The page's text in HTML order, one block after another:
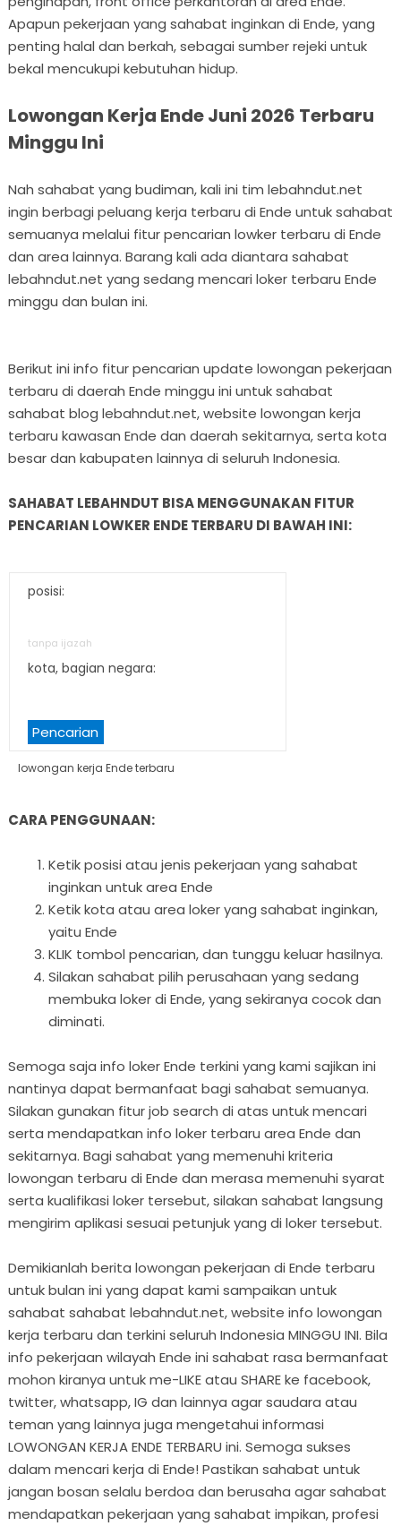
Apapun pekerjaan yang sahabat inginkan di Ende, yang
penting halal dan berkah, sebagai sumber rejeki untuk
bekal mencukupi kebutuhan hidup.
Lowongan Kerja Ende Juni 2026 Terbaru
Minggu Ini
Nah sahabat yang budiman, kali ini tim lebahndut.net
ingin berbagi peluang kerja terbaru di Ende untuk sahabat
semuanya melalui fitur pencarian lowker terbaru di Ende
dan area lainnya. Barang kali ada diantara sahabat
lebahndut.net yang sedang mencari loker terbaru Ende
minggu dan bulan ini.
Berikut ini info fitur pencarian update lowongan pekerjaan
terbaru di daerah Ende minggu ini untuk sahabat
sahabat blog lebahndut.net, website lowongan kerja
terbaru kawasan Ende dan daerah sekitarnya, serta kota
besar dan kabupaten lainnya di seluruh Indonesia.
SAHABAT LEBAHNDUT BISA MENGGUNAKAN FITUR
PENCARIAN LOWKER ENDE TERBARU DI BAWAH INI:
posisi:
tanpa ijazah
kota, bagian negara:
Pencarian
lowongan kerja Ende terbaru
CARA PENGGUNAAN:
Ketik posisi atau jenis pekerjaan yang sahabat
inginkan untuk area Ende
Ketik kota atau area loker yang sahabat inginkan,
yaitu Ende
KLIK tombol pencarian, dan tunggu keluar hasilnya.
Silakan sahabat pilih perusahaan yang sedang
membuka loker di Ende, yang sekiranya cocok dan
diminati.
Semoga saja info loker Ende terkini yang kami sajikan ini
nantinya dapat bermanfaat bagi sahabat semuanya.
Silakan gunakan fitur job search di atas untuk mencari
serta mendapatkan info loker terbaru area Ende dan
sekitarnya. Bagi sahabat yang memenuhi kriteria
lowongan terbaru di Ende dan merasa memenuhi syarat
serta kualifikasi loker tersebut, silakan sahabat langsung
mengirim aplikasi sesuai petunjuk yang di loker tersebut.
Demikianlah berita lowongan pekerjaan di Ende terbaru
untuk bulan ini yang dapat kami sampaikan untuk
sahabat sahabat lebahndut.net, website info lowongan
kerja terbaru dan terkini seluruh Indonesia MINGGU INI. Bila
info pekerjaan wilayah Ende ini sahabat rasa bermanfaat
mohon kiranya untuk me-LIKE atau SHARE ke facebook,
twitter, whatsapp, IG dan lainnya agar saudara atau
teman yang lainnya juga mengetahui informasi
LOWONGAN KERJA ENDE TERBARU ini. Semoga sukses
dalam mencari kerja di Ende! Pastikan sahabat untuk
jangan bosan selalu berdoa dan berusaha agar sahabat
mendapatkan pekerjaan yang sahabat impikan, profesi